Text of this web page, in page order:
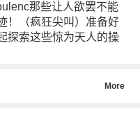
那些让人欲罢不能
！（疯狂尖叫）准备好
探索这些惊为天人的操
More